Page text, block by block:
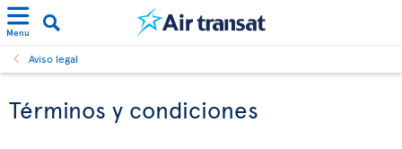
Menu
Aviso legal
Términos y condiciones